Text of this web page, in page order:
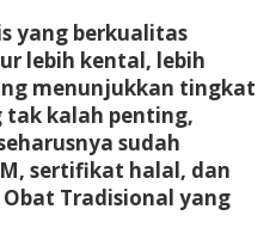
yang berkualitas
lebih kental, lebih
menunjukkan tingkat
tak kalah penting,
sudah
sertifikat halal, dan
Obat Tradisional yang